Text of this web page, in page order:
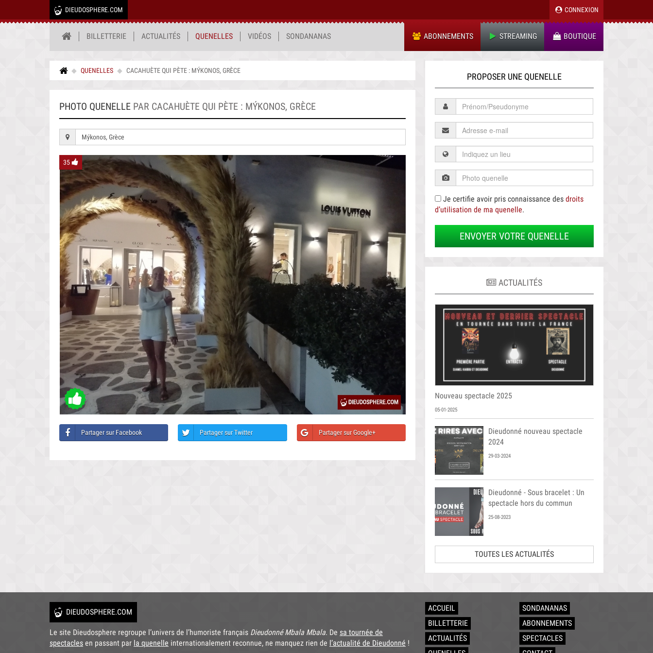
DIEUDOSPHERE.COM CONNEXION
BILLETTERIE ACTUALITÉS QUENELLES VIDÉOS SONDANANAS ABONNEMENTS STREAMING BOUTIQUE
QUENELLES CACAHUÈTE QUI PÈTE : MÝKONOS, GRÈCE
PHOTO QUENELLE PAR CACAHUÈTE QUI PÈTE : MÝKONOS, GRÈCE
Mýkonos, Grèce
35
Partager sur Facebook Partager sur Twitter Partager sur Google+
PROPOSER UNE QUENELLE
Je certifie avoir pris connaissance desdroits
d’utilisation de ma quenelle.
ENVOYER VOTRE QUENELLE
ACTUALITÉS
Nouveau spectacle 2025
05-01-2025
Dieudonné nouveau spectacle
2024
29-03-2024
Dieudonné - Sous bracelet : Un
spectacle hors du commun
25-08-2023
TOUTES LES ACTUALITÉS
DIEUDOSPHERE.COM
Le site Dieudosphere regroupe l’univers de l’humoriste français Dieudonné Mbala Mbala. De sa tournée de
spectacles en passant par la quenelle internationalement reconnue, ne manquez rien de l’actualité de Dieudonné !
ACCUEIL
BILLETTERIE
ACTUALITÉS
SONDANANAS
ABONNEMENTS
SPECTACLES